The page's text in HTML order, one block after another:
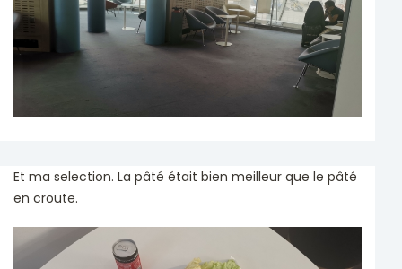
Et ma selection. La pâté était bien meilleur que le pâté
en croute.